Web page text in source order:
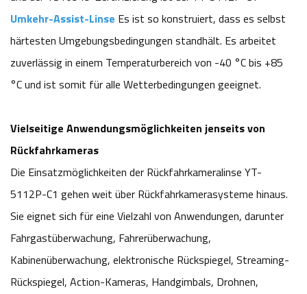
Umkehr-Assist-Linse Es ist so konstruiert, dass es selbst
härtesten Umgebungsbedingungen standhält. Es arbeitet
zuverlässig in einem Temperaturbereich von -40 °C bis +85
°C und ist somit für alle Wetterbedingungen geeignet.
Vielseitige Anwendungsmöglichkeiten jenseits von
Rückfahrkameras
Die Einsatzmöglichkeiten der Rückfahrkameralinse YT-
5112P-C1 gehen weit über Rückfahrkamerasysteme hinaus.
Sie eignet sich für eine Vielzahl von Anwendungen, darunter
Fahrgastüberwachung, Fahrerüberwachung,
Kabinenüberwachung, elektronische Rückspiegel, Streaming-
Rückspiegel, Action-Kameras, Handgimbals, Drohnen,